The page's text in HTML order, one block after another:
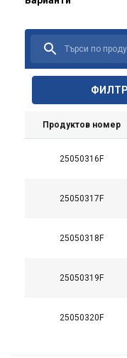
Продуктов номер
25050316F
25050317F
25050318F
25050319F
25050320F
Материал: